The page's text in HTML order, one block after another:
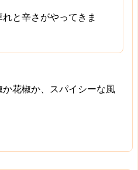
と辛さがやってきま
花椒か、スパイシーな風